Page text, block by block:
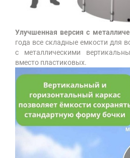
Улучшенная версия с
года все складные емкости для
с металлическими
вместо пластиковых.